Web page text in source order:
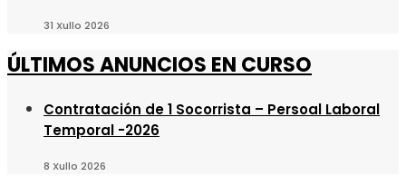
31 Xullo 2026
ÚLTIMOS ANUNCIOS EN CURSO
Contratación de 1 Socorrista – Persoal Laboral
Temporal -2026
8 Xullo 2026